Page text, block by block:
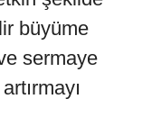
büyüme
sermaye